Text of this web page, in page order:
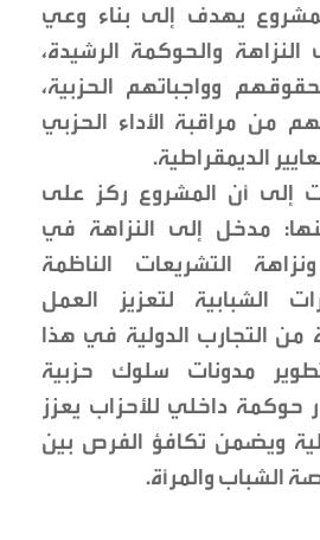
يهدف إلى بناء وعي
والحوكمة الرشيدة،
وواجباتهم الحزبية،
من مراقبة الأداء الحزبي
الديمقراطية.
إلى أن المشروع ركز على
مدخل إلى النزاهة في
التشريعات الناظمة
الشبابية لتعزيز العمل
من التجارب الدولية في هذا
مدونات سلوك حزبية
داخلي للأحزاب يعزز
ويضمن تكافؤ الفرص بين
الشباب والمرأة.